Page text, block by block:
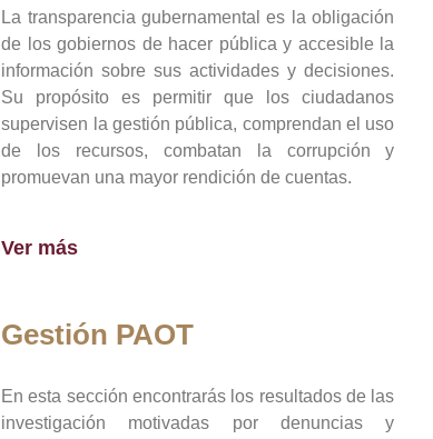
La transparencia gubernamental es la obligación
de los gobiernos de hacer pública y accesible la
información sobre sus actividades y decisiones.
Su propósito es permitir que los ciudadanos
supervisen la gestión pública, comprendan el uso
de los recursos, combatan la corrupción y
promuevan una mayor rendición de cuentas.
Ver más
Gestión PAOT
En esta sección encontrarás los resultados de las
investigación motivadas por denuncias y